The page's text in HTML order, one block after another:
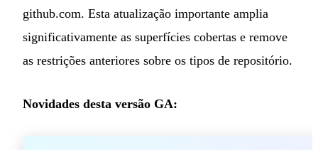
github.com. Esta atualização importante amplia
significativamente as superfícies cobertas e remove
as restrições anteriores sobre os tipos de repositório.
Novidades desta versão GA: